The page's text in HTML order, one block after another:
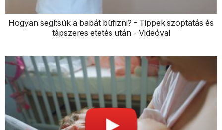
Hogyan segítsük a babát büfizni? - Tippek szoptatás és
tápszeres etetés után - Videóval